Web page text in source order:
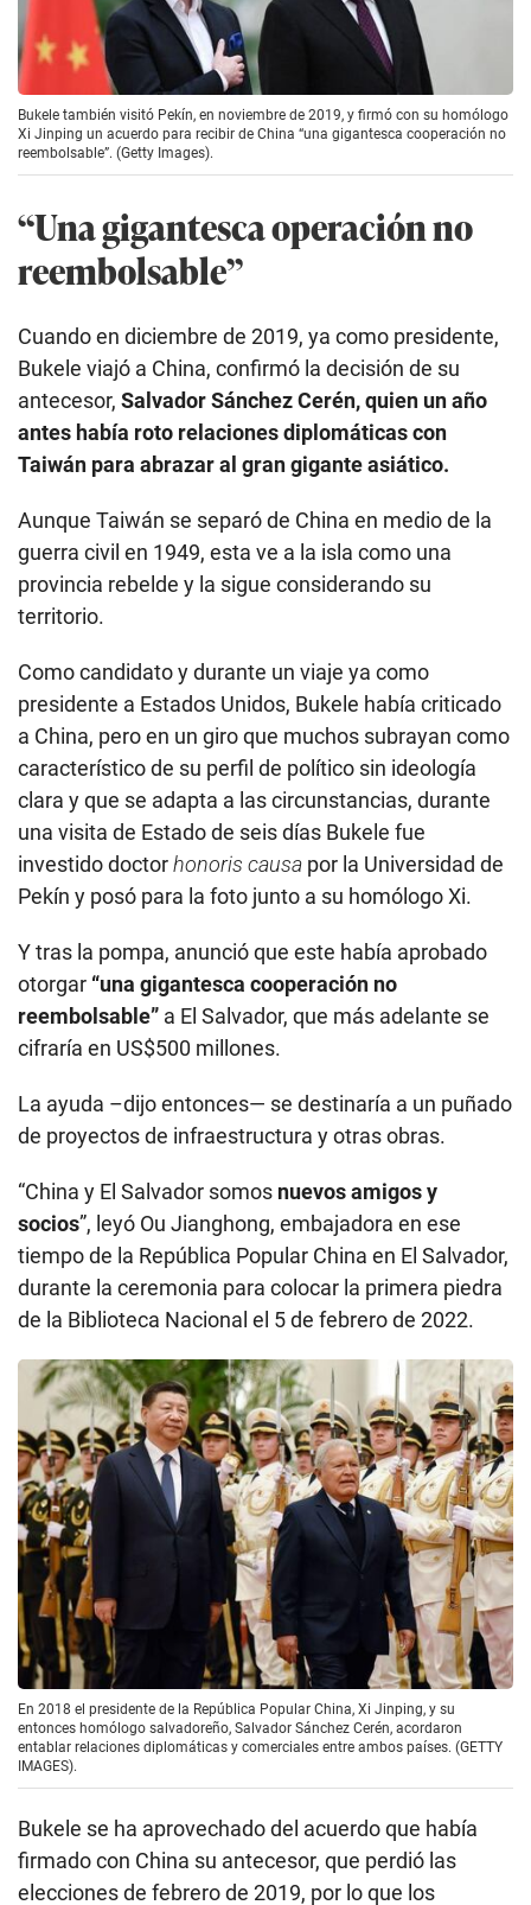
Bukele también visitó Pekín, en noviembre de 2019, y firmó con su homólogo
Xi Jinping un acuerdo para recibir de China “una gigantesca cooperación no
reembolsable”. (Getty Images).
“Una gigantesca operación no
reembolsable”
Cuando en diciembre de 2019, ya como presidente,
Bukele viajó a China, confirmó la decisión de su
antecesor, Salvador Sánchez Cerén, quien un año
antes había roto relaciones diplomáticas con
Taiwán para abrazar al gran gigante asiático.
Aunque Taiwán se separó de China en medio de la
guerra civil en 1949, esta ve a la isla como una
provincia rebelde y la sigue considerando su
territorio.
Como candidato y durante un viaje ya como
presidente a Estados Unidos, Bukele había criticado
a China, pero en un giro que muchos subrayan como
característico de su perfil de político sin ideología
clara y que se adapta a las circunstancias, durante
una visita de Estado de seis días Bukele fue
investido doctorhonoris causa por la Universidad de
Pekín y posó para la foto junto a su homólogo Xi.
Y tras la pompa, anunció que este había aprobado
otorgar “una gigantesca cooperación no
reembolsable” a El Salvador, que más adelante se
cifraría en US$500 millones.
La ayuda –dijo entonces— se destinaría a un puñado
de proyectos de infraestructura y otras obras.
“China y El Salvador somos nuevos amigos y
socios”, leyó Ou Jianghong, embajadora en ese
tiempo de la República Popular China en El Salvador,
durante la ceremonia para colocar la primera piedra
de la Biblioteca Nacional el 5 de febrero de 2022.
En 2018 el presidente de la República Popular China, Xi Jinping, y su
entonces homólogo salvadoreño, Salvador Sánchez Cerén, acordaron
entablar relaciones diplomáticas y comerciales entre ambos países. (GETTY
IMAGES).
Bukele se ha aprovechado del acuerdo que había
firmado con China su antecesor, que perdió las
elecciones de febrero de 2019, por lo que los